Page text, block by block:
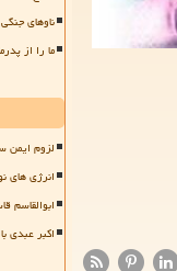
ناوهای
ما را از
لزوم ایمن
انرژی های
ابوالقاسم
اکبر عبدی